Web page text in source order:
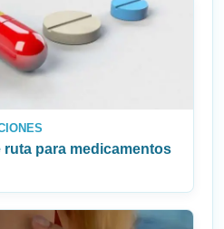
ruta para medicamentos